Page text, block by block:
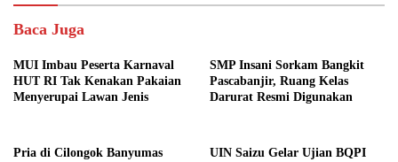
Baca Juga
MUI Imbau Peserta Karnaval
HUT RI Tak Kenakan Pakaian
Menyerupai Lawan Jenis
SMP Insani Sorkam Bangkit
Pascabanjir, Ruang Kelas
Darurat Resmi Digunakan
Pria di Cilongok Banyumas
UIN Saizu Gelar Ujian BQPI